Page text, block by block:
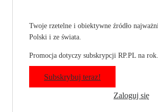
Twoje rzetelne i obiektywne źródło
Polski i ze świata.
Promocja dotyczy subskrypcji RP.PL na rok.
Subskrybuj teraz!
Zaloguj się